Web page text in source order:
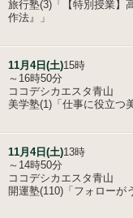
旅行塾(3)「【特別授業】
作法』」
11月4日(土)15時
～16時50分
ココデシカエスタ青山
美学塾(1)「仕事に役立つ
11月4日(土)13時
～14時50分
ココデシカエスタ青山
開運塾(110)「フォローが